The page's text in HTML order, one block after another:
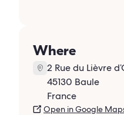
Where
2 Rue du Lièvre
45130 Baule
France
Open in Google